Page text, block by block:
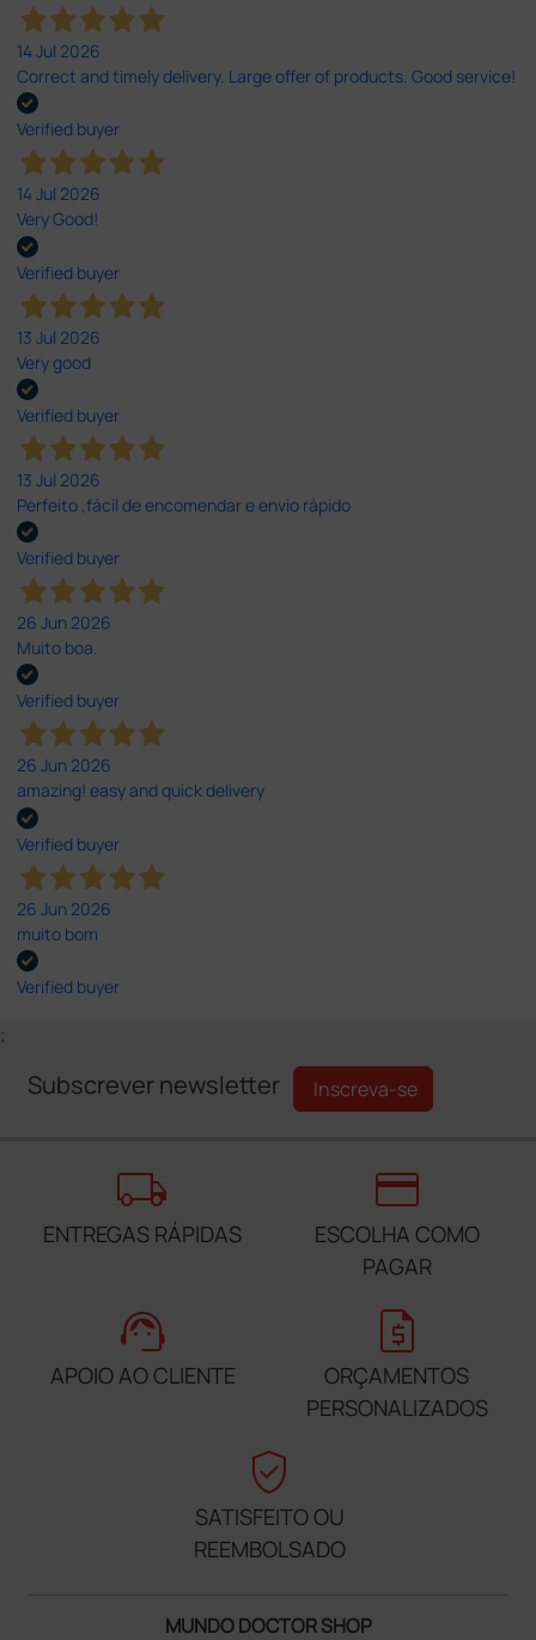
14 Jul 2026
Correct and timely delivery. Large offer of products. Good service!
Verified buyer
14 Jul 2026
Very Good!
Verified buyer
13 Jul 2026
Very good
Verified buyer
13 Jul 2026
Perfeito ,fácil de encomendar e envio rápido
Verified buyer
26 Jun 2026
Muito boa.
Verified buyer
26 Jun 2026
amazing! easy and quick delivery
Verified buyer
26 Jun 2026
muito bom
Verified buyer
;
Subscrever newsletter Inscreva-se
local_shipping
ENTREGAS RÁPIDAS
credit_card
ESCOLHA COMO
PAGAR
support_agent
APOIO AO CLIENTE
request_quote
ORÇAMENTOS
PERSONALIZADOS
verified_user
SATISFEITO OU
REEMBOLSADO
MUNDO DOCTOR SHOP